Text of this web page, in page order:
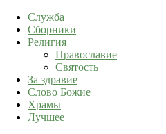
Служба
Сборники
Религия
Православие
Святость
За здравие
Слово Божие
Храмы
Лучшее